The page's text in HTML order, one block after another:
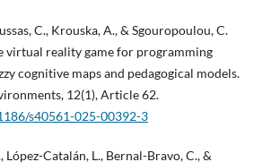
C., Krouska, A., & Sgouropoulou, C.
virtual reality game for programming
cognitive maps and pedagogical models.
12(1), Article 62.
s40561-025-00392-3
López-Catalán, L., Bernal-Bravo, C., &